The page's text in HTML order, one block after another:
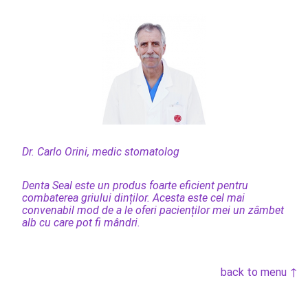
Dr. Carlo Orini, medic stomatolog
Denta Seal este un produs foarte eficient pentru
combaterea griului dinților. Acesta este cel mai
convenabil mod de a le oferi pacienților mei un zâmbet
alb cu care pot fi mândri.
back to menu ↑